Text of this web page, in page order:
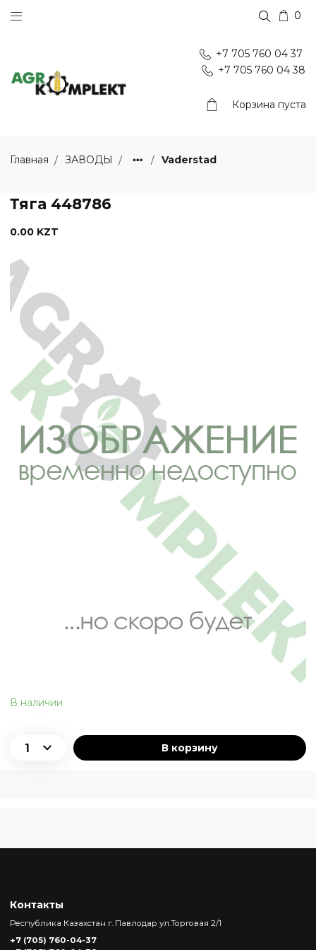
0
+7 705 760 04 37
+7 705 760 04 38
Корзина пуста
Главная ЗАВОДЫ Vaderstad
Тяга 448786
В наличии
0.00 KZT
В корзину
Контакты
Республика Казахстан г. Павлодар ул.Торговая 2/1
+7 (705) 760-04-37